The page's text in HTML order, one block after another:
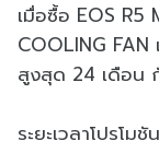
เมื่อซื้อ EOS R5
COOLING
สูงสุด 24 เดือน
ระยะเวลาโปรโ